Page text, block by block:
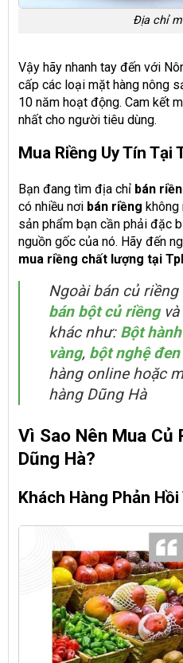
Địa chỉ
Vậy hãy nhanh tay đến với
cấp các loại mặt hàng nông
10 năm hoạt động. Cam kết
nhất cho người tiêu dùng.
Mua Riềng Uy Tín Tại
Bạn đang tìm địa chỉ bán
có nhiều nơi bán riềng không
sản phẩm bạn cần phải đặc
nguồn gốc của nó. Hãy đến
mua riềng chất lượng tại
Ngoài bán củ
bán bột củ riềngvà
khác như: Bột hành
vàng, bột nghệ đen
hàng online hoặc
hàng Dũng Hà
Vì Sao Nên Mua Củ
Dũng Hà?
Khách Hàng Phản